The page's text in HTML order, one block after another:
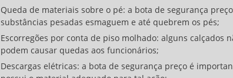
Queda de materiais sobre o pé: a bota de segurança
substâncias pesadas esmaguem e até quebrem os pés;
Escorregões por conta de piso molhado: alguns calçados
podem causar quedas aos funcionários;
Descargas elétricas: a bota de segurança preço é